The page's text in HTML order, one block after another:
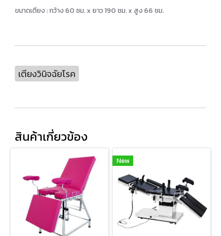
ขนาดเตียง : กว้าง 60 ซม. x ยาว 190 ซม. x สูง 66 ซม.
เตียงวินิจฉัยโรค
สินค้าเกี่ยวข้อง
New